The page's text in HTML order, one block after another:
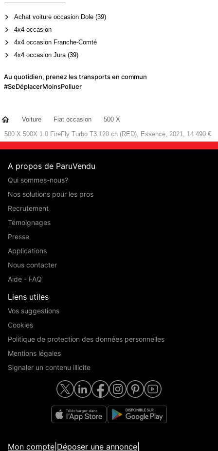
Achat voiture occasion Dole (39)
4x4 occasion
4x4 occasion Franche-Comté
4x4 occasion Jura (39)
Au quotidien, prenez les transports en commun
#SeDéplacerMoinsPolluer
Voiture Fiat occasion
500 X
500 X 500X 1.0 FireFly Turbo T3 120 ch (RED), Essence, 2021, 14 490 €
A propos de ParuVendu
Qui sommes-nous?
Nos solutions pour les pros
Recrutement
Témoignages
Presse
Applications
Nous contacter
Aide - FAQ
Liens utiles
Vos suggestions
Cookies
Politique de protection des données personnelles
Mentions légales
Signaler un contenu illicite
Mon compte Déposer une annonce